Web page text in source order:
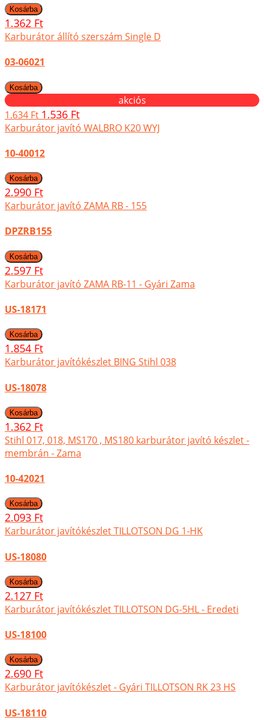
1.362 Ft
Karburátor állító szerszám Single D
03-06021
akciós
1.634 Ft 1.536 Ft
Karburátor javító WALBRO K20 WYJ
10-40012
2.990 Ft
Karburátor javító ZAMA RB - 155
DPZRB155
2.597 Ft
Karburátor javító ZAMA RB-11 - Gyári Zama
US-18171
1.854 Ft
Karburátor javítókészlet BING Stihl 038
US-18078
1.362 Ft
Stihl 017, 018, MS170 , MS180 karburátor javító készlet -
membrán - Zama
10-42021
2.093 Ft
Karburátor javítókészlet TILLOTSON DG 1-HK
US-18080
2.127 Ft
Karburátor javítókészlet TILLOTSON DG-5HL - Eredeti
US-18100
2.690 Ft
Karburátor javítókészlet - Gyári TILLOTSON RK 23 HS
US-18110